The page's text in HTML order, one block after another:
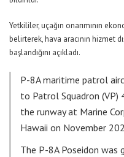
Yetkililer, uçağın onarımının
belirterek, hava aracının hizmet
başlandığını açıkladı.
P-8A maritime patrol
to Patrol Squadron (VP)
the runway at Marine
Hawaii on November
The P-8A Poseidon was